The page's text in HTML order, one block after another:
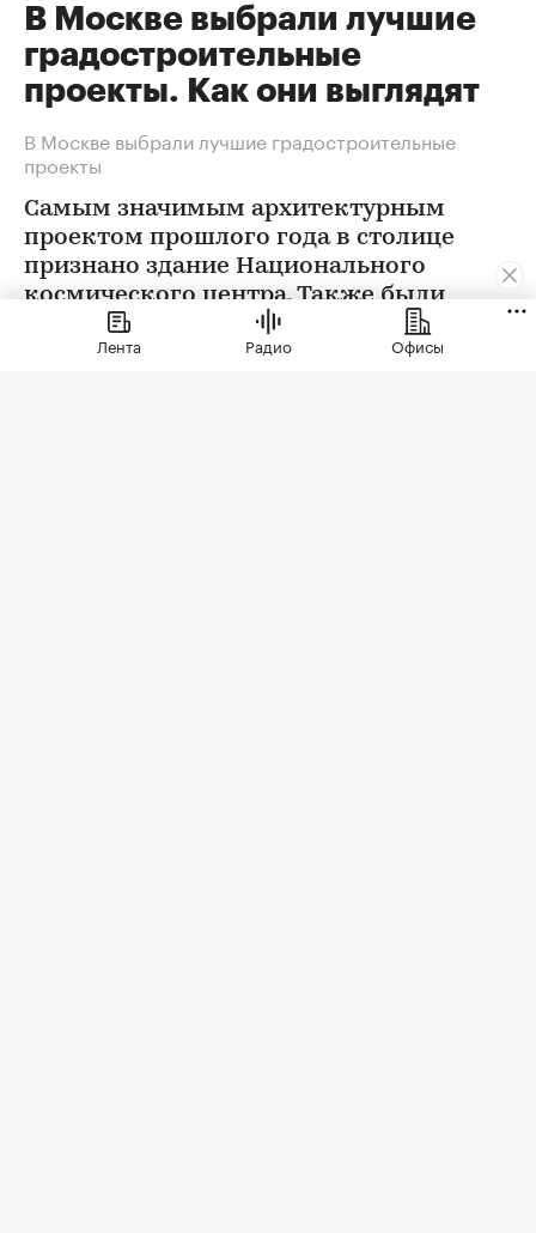
В Москве выбрали лучшие
градостроительные
проекты. Как они выглядят
В Москве выбрали лучшие градостроительные
проекты
Самым значимым архитектурным
проектом прошлого года в столице
признано здание Национального
космического центра. Также были
определены победители еще в 12
номинациях
Лента Радио Офисы